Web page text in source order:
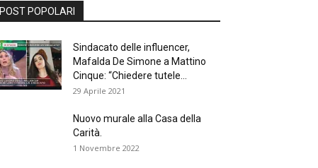
POST POPOLARI
Sindacato delle influencer,
Mafalda De Simone a Mattino
Cinque: “Chiedere tutele...
29 Aprile 2021
Nuovo murale alla Casa della
Carità.
1 Novembre 2022